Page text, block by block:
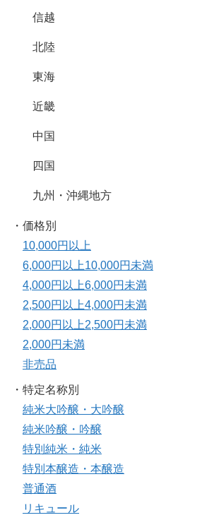
信越
北陸
東海
近畿
中国
四国
九州・沖縄地方
・価格別
10,000円以上
6,000円以上10,000円未満
4,000円以上6,000円未満
2,500円以上4,000円未満
2,000円以上2,500円未満
2,000円未満
非売品
・特定名称別
純米大吟醸・大吟醸
純米吟醸・吟醸
特別純米・純米
特別本醸造・本醸造
普通酒
リキュール